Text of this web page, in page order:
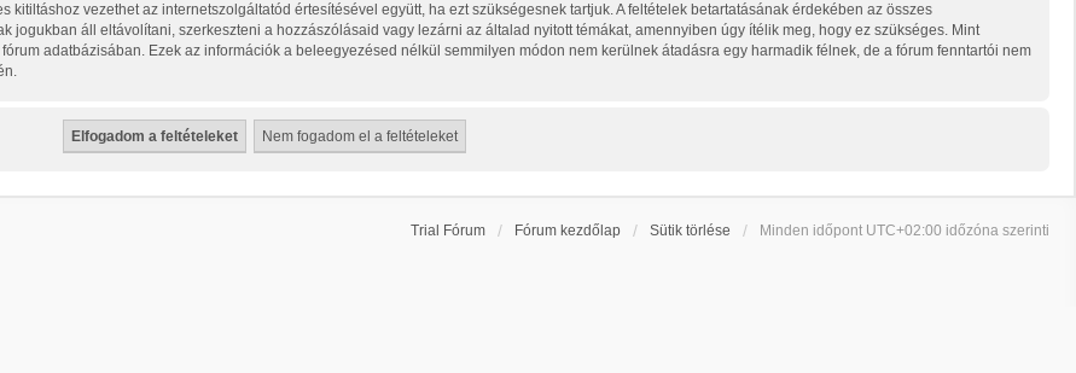
kitiltáshoz vezethet az internetszolgáltatód értesítésével együtt, ha ezt szükségesnek tartjuk. A feltételek betartatásának érdekében az összes
jogukban áll eltávolítani, szerkeszteni a hozzászólásaid vagy lezárni az általad nyitott témákat, amennyiben úgy ítélik meg, hogy ez szükséges. Mint
adatbázisában. Ezek az információk a beleegyezésed nélkül semmilyen módon nem kerülnek átadásra egy harmadik félnek, de a fórum fenntartói nem
Trial Fórum Fórum kezdőlap Sütik törlése Minden időpont UTC+02:00 időzóna szerinti